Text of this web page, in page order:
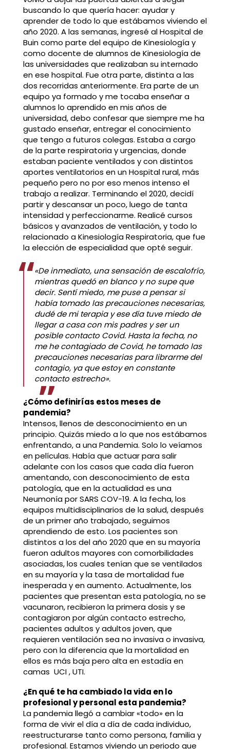
buscando lo que quería hacer: ayudar y
aprender de todo lo que estábamos viviendo el
año 2020. A las semanas, ingresé al Hospital de
Buin como parte del equipo de Kinesiología y
como docente de alumnos de Kinesiología de
las universidades que realizaban su internado
en ese hospital. Fue otra parte, distinta a las
dos recorridas anteriormente. Era parte de un
equipo ya formado y me tocaba enseñar a
alumnos lo aprendido en mis años de
universidad, debo confesar que siempre me ha
gustado enseñar, entregar el conocimiento
que tengo a futuros colegas. Estaba a cargo
de la parte respiratoria y urgencias, donde
estaban paciente ventilados y con distintos
aportes ventilatorios en un Hospital rural, más
pequeño pero no por eso menos intenso el
trabajo a realizar. Terminando el 2020, decidí
partir y descansar un poco, luego de tanta
intensidad y perfeccionarme. Realicé cursos
básicos y avanzados de ventilación, y todo lo
relacionado a Kinesiología Respiratoria, que fue
la elección de especialidad que opté seguir.
«De inmediato, una sensación de escalofrío,
mientras quedó en blanco y no supe que
decir. Sentí miedo, me puse a pensar si
había tomado las precauciones necesarias,
dudé de mi terapia y ese día tuve miedo de
llegar a casa con mis padres y ser un
posible contacto Covid. Hasta la fecha, no
me he contagiado de Covid, he tomado las
precauciones necesarias para librarme del
contagio, ya que estoy en constante
contacto estrecho».
¿Cómo definirías estos meses de
pandemia?
Intensos, llenos de desconocimiento en un
principio. Quizás miedo a lo que nos estábamos
enfrentando, a una Pandemia. Solo lo veíamos
en películas. Había que actuar para salir
adelante con los casos que cada día fueron
amentando, con desconocimiento de esta
patología, que en la actualidad es una
Neumonía por SARS COV-19. A la fecha, los
equipos multidisciplinarios de la salud, después
de un primer año trabajado, seguimos
aprendiendo de esto. Los pacientes son
distintos a los del año 2020 que en su mayoría
fueron adultos mayores con comorbilidades
asociadas, los cuales tenían que se ventilados
en su mayoría y la tasa de mortalidad fue
inesperada y en aumento. Actualmente, los
pacientes que presentan esta patología, no se
vacunaron, recibieron la primera dosis y se
contagiaron por algún contacto estrecho,
pacientes adultos y adultos joven, que
requieren ventilación sea no invasiva o invasiva,
pero con la diferencia que la mortalidad en
ellos es más baja pero alta en estadía en
camas UCI , UTI.
¿En qué te ha cambiado la vida en lo
profesional y personal esta pandemia?
La pandemia llegó a cambiar «todo» en la
forma de vivir el día a día de cada individuo,
reestructurarse tanto como persona, familia y
profesional. Estamos viviendo un periodo que